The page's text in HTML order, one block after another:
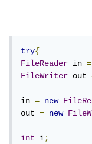
try{
FileReader in =
FileWriter
in = new
out = new
int i;